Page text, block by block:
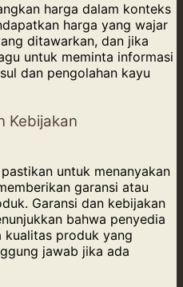
harga dalam konteks
harga yang wajar
ditawarkan, dan jika
untuk meminta informasi
dan pengolahan kayu
Kebijakan
untuk menanyakan
garansi atau
Garansi dan kebijakan
bahwa penyedia
kualitas produk yang
jawab jika ada